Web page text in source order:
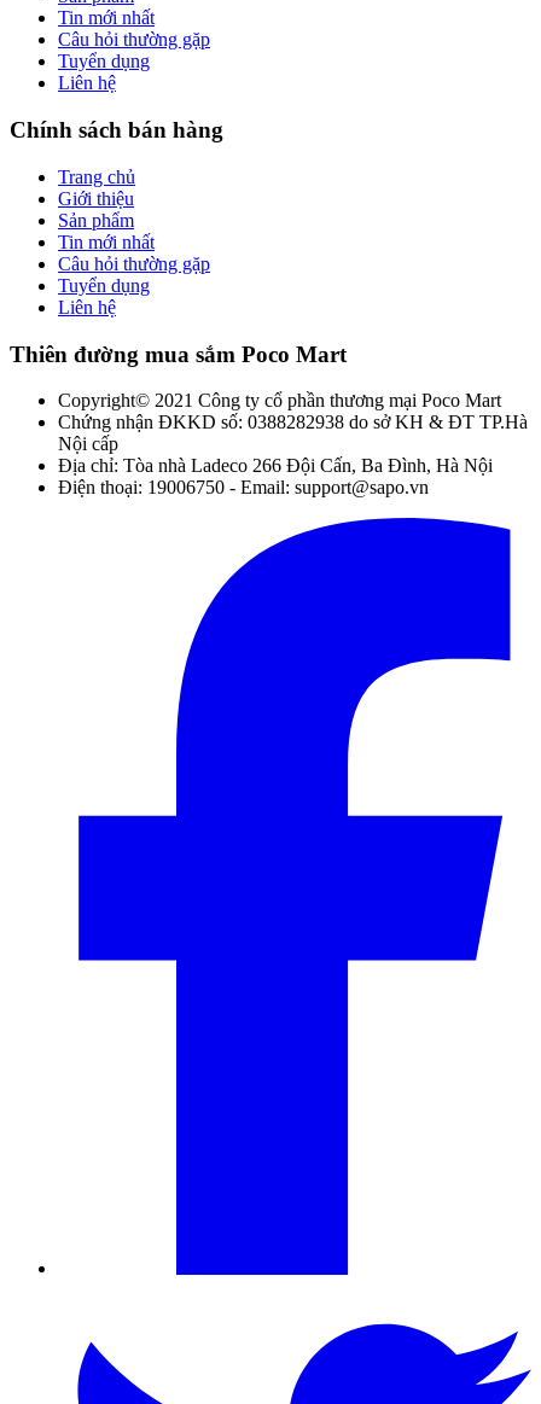
Tin mới nhất
Câu hỏi thường gặp
Tuyển dụng
Liên hệ
Chính sách bán hàng
Trang chủ
Giới thiệu
Sản phẩm
Tin mới nhất
Câu hỏi thường gặp
Tuyển dụng
Liên hệ
Thiên đường mua sắm Poco Mart
Copyright© 2021 Công ty cổ phần thương mại Poco Mart
Chứng nhận ĐKKD số: 0388282938 do sở KH & ĐT TP.Hà
Nội cấp
Địa chỉ: Tòa nhà Ladeco 266 Đội Cấn, Ba Đình, Hà Nội
Điện thoại: 19006750 - Email: support@sapo.vn